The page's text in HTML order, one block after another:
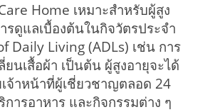
Home เหมาะสำหรับผู้สูง
รดูแลเบื้องต้นในกิจวัตรประจำ
Daily Living (ADLs) เช่น การ
ยนเสื้อผ้า เป็นต้น ผู้สูงอายุจะได้
จ้าหน้าที่ผู้เชี่ยวชาญตลอด 24
ารอาหาร และกิจกรรมต่าง ๆ